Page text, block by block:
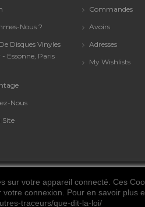
Nous ?
Disques Vinyles
Essonne, Paris
Nous
Site
Commandes
Avoirs
Adresses
My Wishlists
votre appareil connecté. Ces
connexion. Pour en savoir plus
traceurs/que-dit-la-loi/
les droits sont réservés. Discophenia